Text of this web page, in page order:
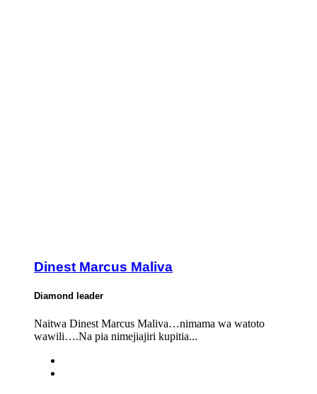
Dinest Marcus Maliva
Diamond leader
Naitwa Dinest Marcus Maliva…nimama wa watoto
wawili….Na pia nimejiajiri kupitia...